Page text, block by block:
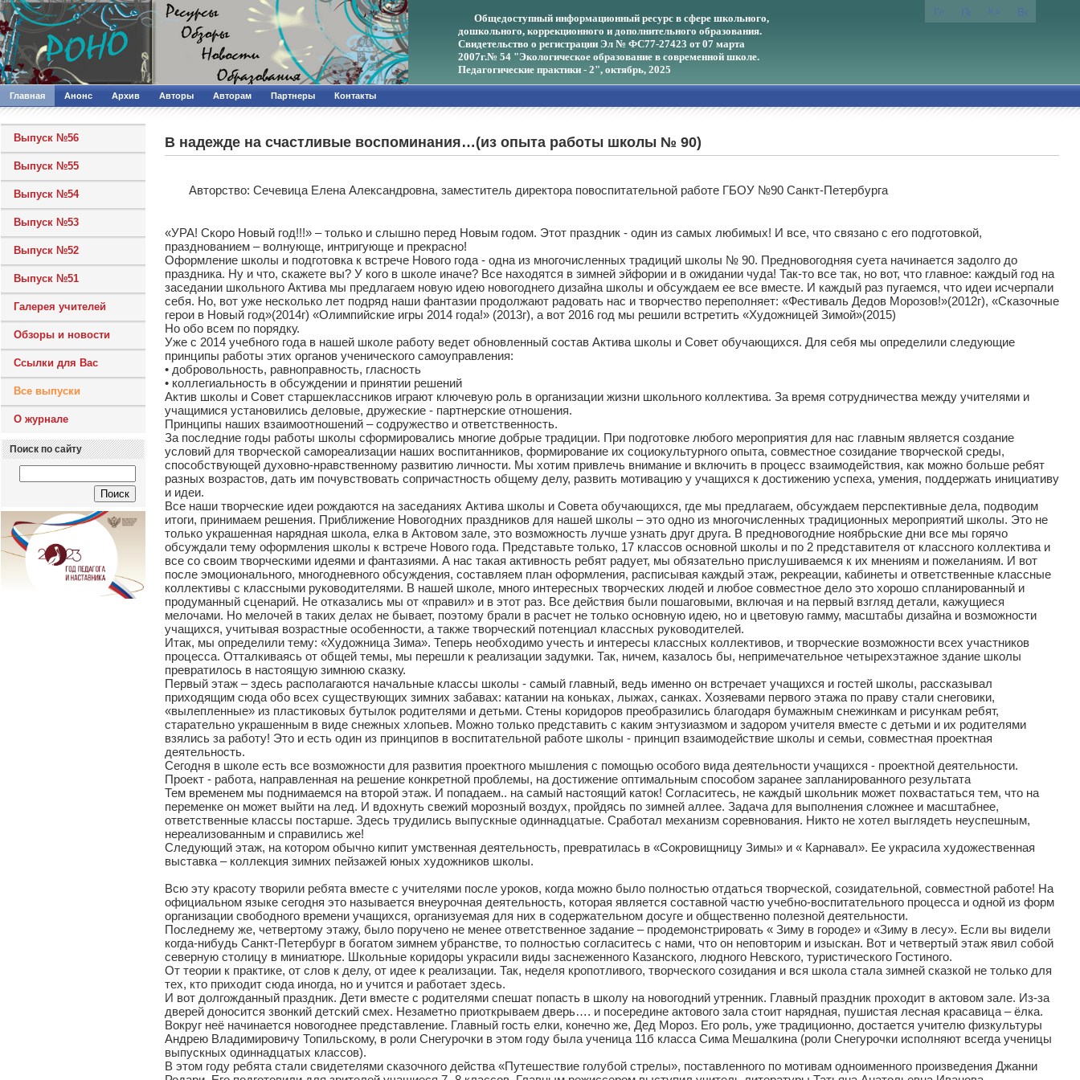
Общедоступный информационный ресурс в сфере школьного,
дошкольного, коррекционного и дополнительного образования.
Свидетельство о регистрации Эл № ФС77-27423 от 07 марта
2007г.№ 54 "Экологическое образование в современной школе.
Педагогические практики - 2", октябрь, 2025
Главная Анонс Архив Авторы Авторам Партнеры Контакты
Выпуск №56
Выпуск №55
Выпуск №54
Выпуск №53
Выпуск №52
Выпуск №51
Галерея учителей
Обзоры и новости
Ссылки для Вас
Все выпуски
О журнале
Поиск по сайту
В надежде на счастливые воспоминания…(из опыта работы школы № 90)
Авторcтво: Сечевица Елена Александровна, заместитель директора повоспитательной работе ГБОУ №90 Санкт-Петербурга
«УРА! Скоро Новый год!!!» – только и слышно перед Новым годом. Этот праздник - один из самых любимых! И все, что связано с его подготовкой,
празднованием – волнующе, интригующе и прекрасно!
Оформление школы и подготовка к встрече Нового года - одна из многочисленных традиций школы № 90. Предновогодняя суета начинается задолго до
праздника. Ну и что, скажете вы? У кого в школе иначе? Все находятся в зимней эйфории и в ожидании чуда! Так-то все так, но вот, что главное: каждый год на
заседании школьного Актива мы предлагаем новую идею новогоднего дизайна школы и обсуждаем ее все вместе. И каждый раз пугаемся, что идеи исчерпали
себя. Но, вот уже несколько лет подряд наши фантазии продолжают радовать нас и творчество переполняет: «Фестиваль Дедов Морозов!»(2012г), «Сказочные
герои в Новый год»(2014г) «Олимпийские игры 2014 года!» (2013г), а вот 2016 год мы решили встретить «Художницей Зимой»(2015)
Но обо всем по порядку.
Уже с 2014 учебного года в нашей школе работу ведет обновленный состав Актива школы и Совет обучающихся. Для себя мы определили следующие
принципы работы этих органов ученического самоуправления:
• добровольность, равноправность, гласность
• коллегиальность в обсуждении и принятии решений
Актив школы и Совет старшеклассников играют ключевую роль в организации жизни школьного коллектива. За время сотрудничества между учителями и
учащимися установились деловые, дружеские - партнерские отношения.
Принципы наших взаимоотношений – содружество и ответственность.
За последние годы работы школы сформировались многие добрые традиции. При подготовке любого мероприятия для нас главным является создание
условий для творческой самореализации наших воспитанников, формирование их социокультурного опыта, совместное созидание творческой среды,
способствующей духовно-нравственному развитию личности. Мы хотим привлечь внимание и включить в процесс взаимодействия, как можно больше ребят
разных возрастов, дать им почувствовать сопричастность общему делу, развить мотивацию у учащихся к достижению успеха, умения, поддержать инициативу
и идеи.
Все наши творческие идеи рождаются на заседаниях Актива школы и Совета обучающихся, где мы предлагаем, обсуждаем перспективные дела, подводим
итоги, принимаем решения. Приближение Новогодних праздников для нашей школы – это одно из многочисленных традиционных мероприятий школы. Это не
только украшенная нарядная школа, елка в Актовом зале, это возможность лучше узнать друг друга. В предновогодние ноябрьские дни все мы горячо
обсуждали тему оформления школы к встрече Нового года. Представьте только, 17 классов основной школы и по 2 представителя от классного коллектива и
все со своим творческими идеями и фантазиями. А нас такая активность ребят радует, мы обязательно прислушиваемся к их мнениям и пожеланиям. И вот
после эмоционального, многодневного обсуждения, составляем план оформления, расписывая каждый этаж, рекреации, кабинеты и ответственные классные
коллективы с классными руководителями. В нашей школе, много интересных творческих людей и любое совместное дело это хорошо спланированный и
продуманный сценарий. Не отказались мы от «правил» и в этот раз. Все действия были пошаговыми, включая и на первый взгляд детали, кажущиеся
мелочами. Но мелочей в таких делах не бывает, поэтому брали в расчет не только основную идею, но и цветовую гамму, масштабы дизайна и возможности
учащихся, учитывая возрастные особенности, а также творческий потенциал классных руководителей.
Итак, мы определили тему: «Художница Зима». Теперь необходимо учесть и интересы классных коллективов, и творческие возможности всех участников
процесса. Отталкиваясь от общей темы, мы перешли к реализации задумки. Так, ничем, казалось бы, непримечательное четырехэтажное здание школы
превратилось в настоящую зимнюю сказку.
Первый этаж – здесь располагаются начальные классы школы - самый главный, ведь именно он встречает учащихся и гостей школы, рассказывал
приходящим сюда обо всех существующих зимних забавах: катании на коньках, лыжах, санках. Хозяевами первого этажа по праву стали снеговики,
«вылепленные» из пластиковых бутылок родителями и детьми. Стены коридоров преобразились благодаря бумажным снежинкам и рисункам ребят,
старательно украшенным в виде снежных хлопьев. Можно только представить с каким энтузиазмом и задором учителя вместе с детьми и их родителями
взялись за работу! Это и есть один из принципов в воспитательной работе школы - принцип взаимодействие школы и семьи, совместная проектная
деятельность.
Сегодня в школе есть все возможности для развития проектного мышления с помощью особого вида деятельности учащихся - проектной деятельности.
Проект - работа, направленная на решение конкретной проблемы, на достижение оптимальным способом заранее запланированного результата
Тем временем мы поднимаемся на второй этаж. И попадаем.. на самый настоящий каток! Согласитесь, не каждый школьник может похвастаться тем, что на
переменке он может выйти на лед. И вдохнуть свежий морозный воздух, пройдясь по зимней аллее. Задача для выполнения сложнее и масштабнее,
ответственные классы постарше. Здесь трудились выпускные одиннадцатые. Сработал механизм соревнования. Никто не хотел выглядеть неуспешным,
нереализованным и справились же!
Следующий этаж, на котором обычно кипит умственная деятельность, превратилась в «Сокровищницу Зимы» и « Карнавал». Ее украсила художественная
выставка – коллекция зимних пейзажей юных художников школы.
Всю эту красоту творили ребята вместе с учителями после уроков, когда можно было полностью отдаться творческой, созидательной, совместной работе! На
официальном языке сегодня это называется внеурочная деятельность, которая является составной частю учебно-воспитательного процесса и одной из форм
организации свободного времени учащихся, организуемая для них в содержательном досуге и общественно полезной деятельности.
Последнему же, четвертому этажу, было поручено не менее ответственное задание – продемонстрировать « Зиму в городе» и «Зиму в лесу». Если вы видели
когда-нибудь Санкт-Петербург в богатом зимнем убранстве, то полностью согласитесь с нами, что он неповторим и изыскан. Вот и четвертый этаж явил собой
северную столицу в миниатюре. Школьные коридоры украсили виды заснеженного Казанского, людного Невского, туристического Гостиного.
От теории к практике, от слов к делу, от идее к реализации. Так, неделя кропотливого, творческого созидания и вся школа стала зимней сказкой не только для
тех, кто приходит сюда иногда, но и учится и работает здесь.
И вот долгожданный праздник. Дети вместе с родителями спешат попасть в школу на новогодний утренник. Главный праздник проходит в актовом зале. Из-за
дверей доносится звонкий детский смех. Незаметно приоткрываем дверь…. и посередине актового зала стоит нарядная, пушистая лесная красавица – ёлка.
Вокруг неё начинается новогоднее представление. Главный гость елки, конечно же, Дед Мороз. Его роль, уже традиционно, достается учителю физкультуры
Андрею Владимировичу Топильскому, в роли Снегурочки в этом году была ученица 11б класса Сима Мешалкина (роли Снегурочки исполняют всегда ученицы
выпускных одиннадцатых классов).
В этом году ребята стали свидетелями сказочного действа «Путешествие голубой стрелы», поставленного по мотивам одноименного произведения Джанни